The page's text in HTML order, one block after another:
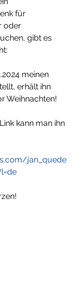
für
oder
gibt es
meinen
erhält ihn
Weihnachten!
kann man ihn
jan_quede